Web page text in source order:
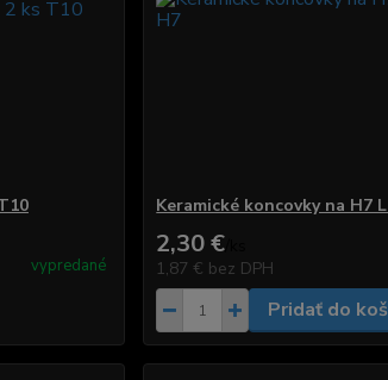
vypredané
Keramické koncovky na H7
2,30 €
1,87 € bez DPH
Pridať do